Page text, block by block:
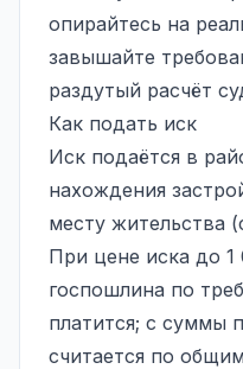
опирайтесь на
завышайте
раздутый расчёт
Как подать иск
Иск подаётся в
нахождения
месту жительства
При цене иска до 1
госпошлина по
платится; с суммы
считается по